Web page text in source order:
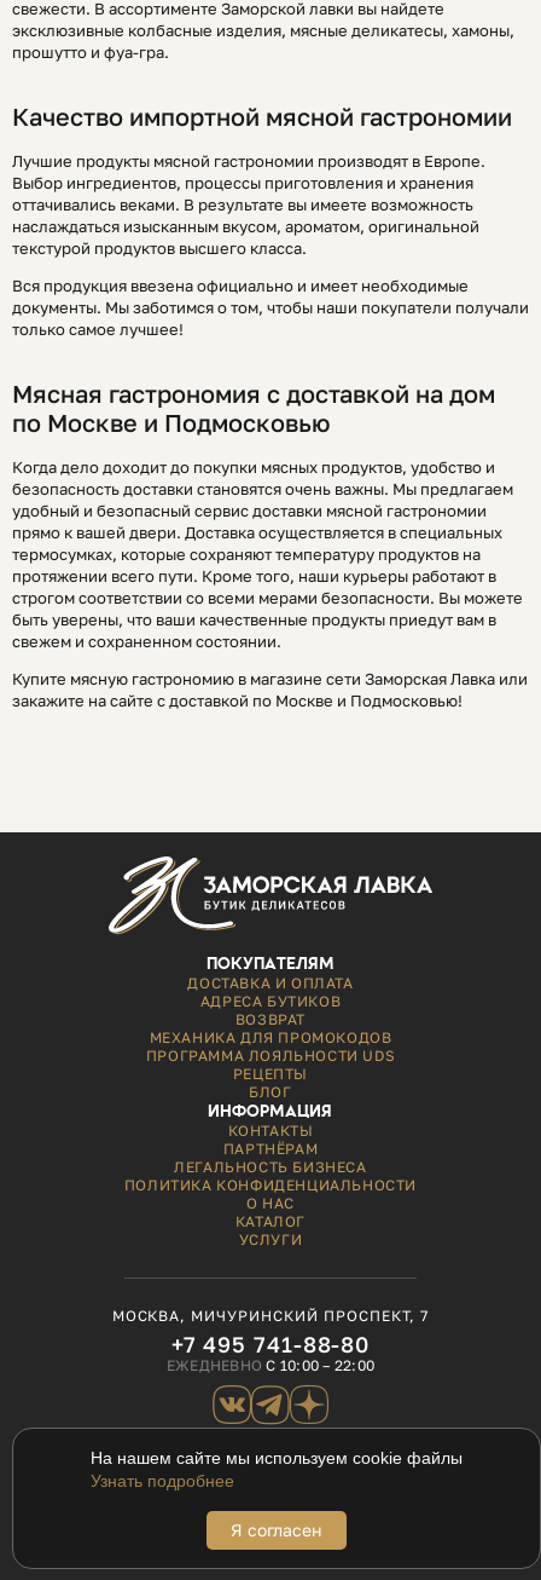
свежести. В ассортименте Заморской лавки вы найдете
эксклюзивные колбасные изделия, мясные деликатесы, хамоны,
прошутто и фуа-гра.
Качество импортной мясной гастрономии
Лучшие продукты мясной гастрономии производят в Европе.
Выбор ингредиентов, процессы приготовления и хранения
оттачивались веками. В результате вы имеете возможность
наслаждаться изысканным вкусом, ароматом, оригинальной
текстурой продуктов высшего класса.
Вся продукция ввезена официально и имеет необходимые
документы. Мы заботимся о том, чтобы наши покупатели получали
только самое лучшее!
Мясная гастрономия с доставкой на дом
по Москве и Подмосковью
Когда дело доходит до покупки мясных продуктов, удобство и
безопасность доставки становятся очень важны. Мы предлагаем
удобный и безопасный сервис доставки мясной гастрономии
прямо к вашей двери. Доставка осуществляется в специальных
термосумках, которые сохраняют температуру продуктов на
протяжении всего пути. Кроме того, наши курьеры работают в
строгом соответствии со всеми мерами безопасности. Вы можете
быть уверены, что ваши качественные продукты приедут вам в
свежем и сохраненном состоянии.
Купите мясную гастрономию в магазине сети Заморская Лавка или
закажите на сайте с доставкой по Москве и Подмосковью!
ПОКУПАТЕЛЯМ
ДОСТАВКА И ОПЛАТА
АДРЕСА БУТИКОВ
ВОЗВРАТ
МЕХАНИКА ДЛЯ ПРОМОКОДОВ
ПРОГРАММА ЛОЯЛЬНОСТИ UDS
РЕЦЕПТЫ
БЛОГ
ИНФОРМАЦИЯ
КОНТАКТЫ
ПАРТНЁРАМ
ЛЕГАЛЬНОСТЬ БИЗНЕСА
ПОЛИТИКА КОНФИДЕНЦИАЛЬНОСТИ
О НАС
КАТАЛОГ
УСЛУГИ
МОСКВА, МИЧУРИНСКИЙ ПРОСПЕКТ, 7
+7 495 741-88-80
ЕЖЕДНЕВНОС 10:00 – 22:00
ОБРАТНАЯ СВЯЗЬ
БЕСПЛАТНАЯ ДОСТАВКА
ОТ 6000 ₽
На нашем сайте мы используем cookie файлы
Узнать подробнее
Я согласен